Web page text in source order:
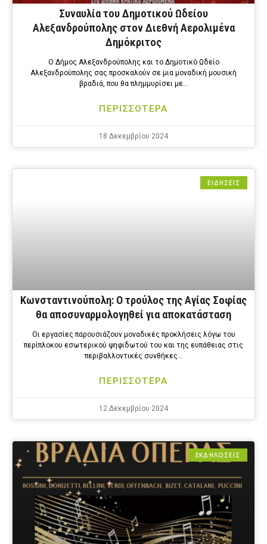
Συναυλία του Δημοτικού Ωδείου
Αλεξανδρούπολης στον Διεθνή Αερολιμένα
Δημόκριτος
Ο Δήμος Αλεξανδρούπολης και το Δημοτικό Ωδείο
Αλεξανδρούπολης σας προσκαλούν σε μια μοναδική μουσική
βραδιά, που θα πλημμυρίσει με…
ΠΕΡΙΣΣΟΤΕΡΑ
18 Δεκεμβρίου 2024
ΕΙΔΗΣΕΙΣ
Κωνσταντινούπολη: Ο τρούλος της Αγίας Σοφίας
θα αποσυναρμολογηθεί για αποκατάσταση
Οι εργασίες παρουσιάζουν μοναδικές προκλήσεις λόγω του
περίπλοκου εσωτερικού ψηφιδωτού του και της ευπάθειας στις
περιβαλλοντικές συνθήκες…
ΠΕΡΙΣΣΟΤΕΡΑ
12 Δεκεμβρίου 2024
ΕΚΔΗΛΩΣΕΙΣ